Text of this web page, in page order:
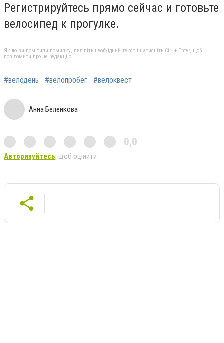
Регистрируйтесь прямо сейчас и готовьте
велосипед к прогулке.
Якщо ви помітили помилку, виділіть необхідний текст і натисніть Ctrl + Enter, щоб
повідомити про це редакцію
#велодень #велопробег #велоквест
Анна Беленкова
0,0
Авторизуйтесь, щоб оцінити